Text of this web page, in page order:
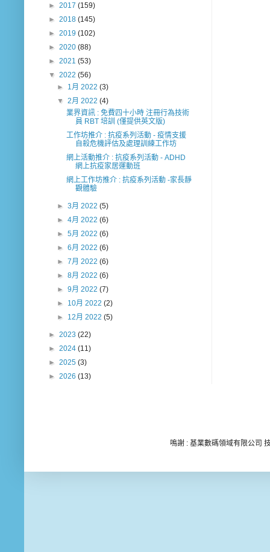
► 2017 (159)
► 2018 (145)
► 2019 (102)
► 2020 (88)
► 2021 (53)
▼ 2022 (56)
► 1月 2022(3)
▼2月 2022(4)
業界資訊 : 免費四十小時 注冊行為技術
員 RBT 培訓 (僅提供英文版)
工作坊推介 : 抗疫系列活動 - 疫情支援
自殺危機評估及處理訓練工作坊
網上活動推介 : 抗疫系列活動 - ADHD
網上抗疫家居運動班
網上工作坊推介 : 抗疫系列活動 -家長靜
觀體驗
►3月 2022(5)
►4月 2022(6)
►5月 2022(6)
►6月 2022(6)
►7月 2022(6)
►8月 2022(6)
►9月 2022(7)
► 10月 2022(2)
► 12月 2022(5)
► 2023 (22)
► 2024 (11)
► 2025 (3)
► 2026 (13)
鳴謝 : 基業數碼領域有限公司